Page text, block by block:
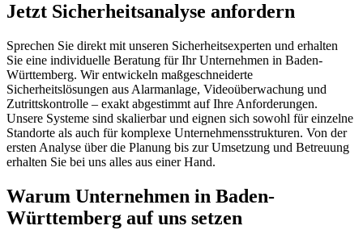
Jetzt Sicherheitsanalyse anfordern
Sprechen Sie direkt mit unseren Sicherheitsexperten und erhalten
Sie eine individuelle Beratung für Ihr Unternehmen in Baden-
Württemberg. Wir entwickeln maßgeschneiderte
Sicherheitslösungen aus Alarmanlage, Videoüberwachung und
Zutrittskontrolle – exakt abgestimmt auf Ihre Anforderungen.
Unsere Systeme sind skalierbar und eignen sich sowohl für einzelne
Standorte als auch für komplexe Unternehmensstrukturen. Von der
ersten Analyse über die Planung bis zur Umsetzung und Betreuung
erhalten Sie bei uns alles aus einer Hand.
Warum Unternehmen in Baden-
Württemberg auf uns setzen